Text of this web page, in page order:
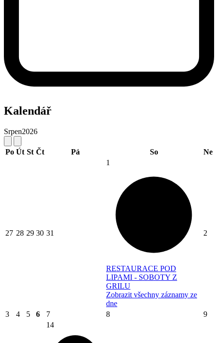
Kalendář
Srpen2026
Po Út St Čt Pá So Ne
27 28 29 30 31
1
RESTAURACE POD
LIPAMI - SOBOTY Z
GRILU
Zobrazit všechny záznamy ze
dne
2
3 4 5 6 7 8 9
14